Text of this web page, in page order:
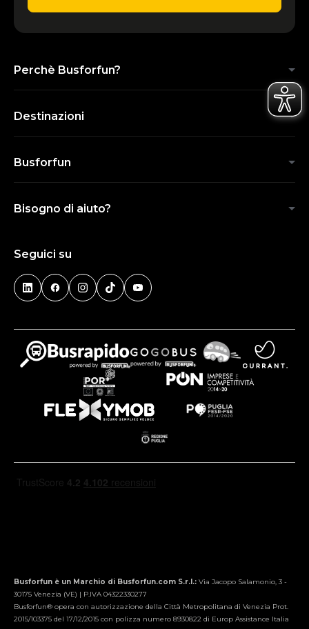
Perchè Busforfun?
Destinazioni
Busforfun
Bisogno di aiuto?
Seguici su
Busforfun è un Marchio di Busforfun.com S.r.l.: Via Jacopo Salamonio, 3 -
30175 Venezia (VE) | P.IVA 04322330277
Busforfun® opera con autorizzazione della Città Metropolitana di Venezia Prot.
2015/103375 del 17/12/2015 con polizza numero 8930822 di Europ Assistance Italia